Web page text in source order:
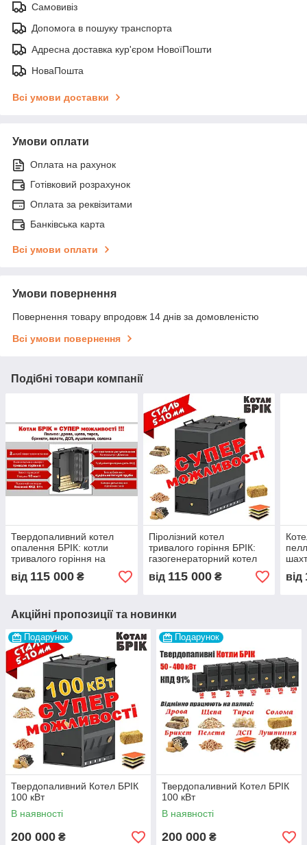
Самовивіз
Допомога в пошуку транспорта
Адресна доставка кур'єром НовоїПошти
НоваПошта
Всі умови доставки
Умови оплати
Оплата на рахунок
Готівковий розрахунок
Оплата за реквізитами
Банківська карта
Всі умови оплати
Умови повернення
Повернення товару впродовж 14 днів за домовленістю
Всі умови повернення
Подібні товари компанії
Твердопаливний котел
опалення БРІК: котли
тривалого горіння на
соломі, біопаливі
від 115 000 ₴
Піролізний котел
тривалого горіння БРІК:
газогенераторний котел
пелетах, соломі
від 115 000₴ від
Акційні пропозиції та новинки
Подарунок
Твердопаливний Котел БРІК
100 кВт
В наявності
200 000 ₴
Подарунок
Твердопаливний Котел БРІК
100 кВт
В наявності
200 000 ₴